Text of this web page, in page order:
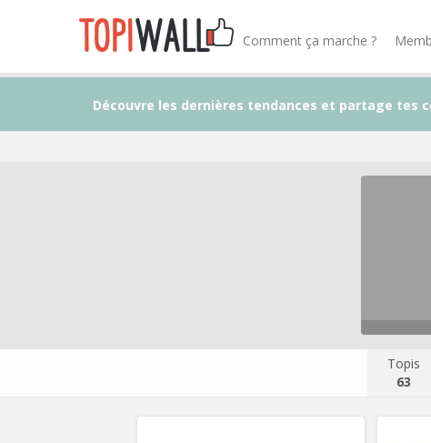
Comment ça marche ?
Découvre les dernières tendances et partage tes
Topis
63